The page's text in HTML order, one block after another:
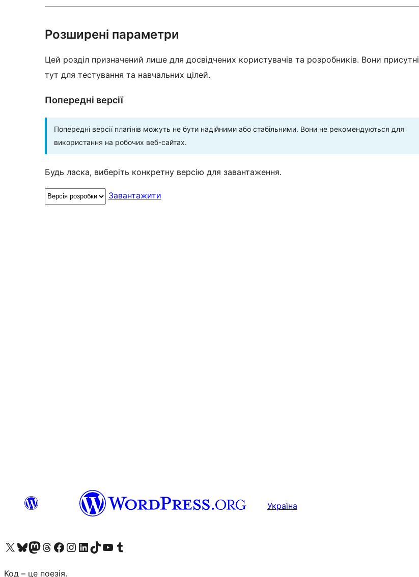
Розширені параметри
Цей розділ призначений лише для досвідчених користувачів та розробників. Вони присутні
тут для тестування та навчальних цілей.
Попередні версії
Попередні версії плагінів можуть не бути надійними або стабільними. Вони не рекомендуються для
використання на робочих веб-сайтах.
Будь ласка, виберіть конкретну версію для завантаження.
Завантажити
Україна
Visit our X (formerly Twitter) account
Visit our Bluesky account
Завітайте до нашої стрічки в Mastodon
Visit our Threads account
Завітайте на нашу сторінку в Facebook
Visit our Instagram account
Visit our LinkedIn account
Visit our TikTok account
Visit our YouTube channel
Visit our Tumblr account
Код – це поезія.